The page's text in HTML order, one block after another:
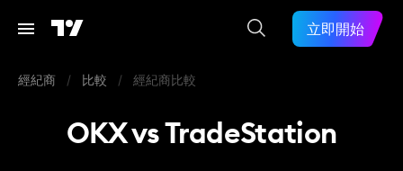
立即開始
經紀商 / 比較 / 經紀商比較
OKX vs TradeStation